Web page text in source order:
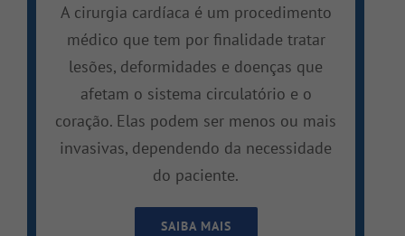
A cirurgia cardíaca é um procedimento
médico que tem por finalidade tratar
lesões, deformidades e doenças que
afetam o sistema circulatório e o
coração. Elas podem ser menos ou mais
invasivas, dependendo da necessidade
do paciente.
SAIBA MAIS